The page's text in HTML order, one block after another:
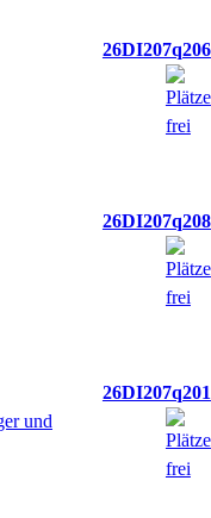
26DI207q206
26DI207q208
26DI207q201
und